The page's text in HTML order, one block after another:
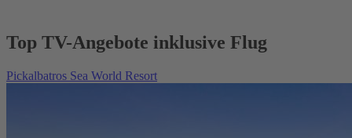
Top TV-Angebote inklusive Flug
Pickalbatros Sea World Resort